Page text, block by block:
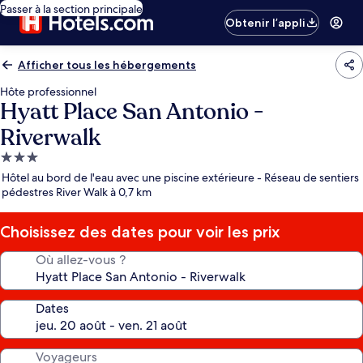
Passer à la section principale
Obtenir l’appli
Afficher tous les hébergements
Hôte professionnel
Hyatt Place San Antonio -
Riverwalk
Hébergement
3.0 étoiles
Hôtel au bord de l'eau avec une piscine extérieure - Réseau de sentiers
pédestres River Walk à 0,7 km
Choisissez des dates pour voir les prix
Où allez-vous ?
Dates
Voyageurs